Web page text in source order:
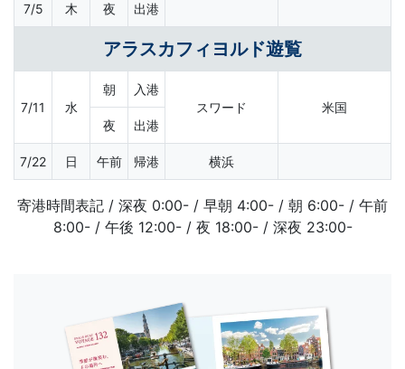
7/5
木 夜 出港
アラスカフィヨルド遊覧
7/11 水
朝
入港
スワード
米国
夜
出港
7/22 日 午前 帰港 横浜
寄港時間表記 / 深夜 0:00- / 早朝 4:00- / 朝 6:00- / 午前
8:00- / 午後 12:00- / 夜 18:00- / 深夜 23:00-